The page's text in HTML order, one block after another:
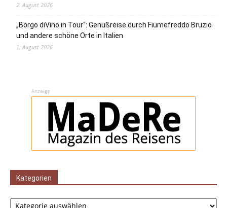
2. August 2026
„Borgo diVino in Tour“: Genußreise durch Fiumefreddo Bruzio
und andere schöne Orte in Italien
1. August 2026
Anzeige
Kategorien
Kategorien